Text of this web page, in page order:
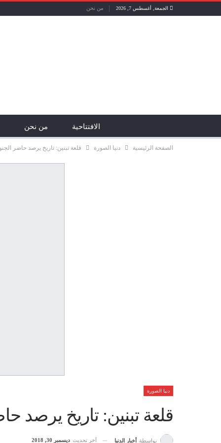
الجمعة, أغسطس 7, 2026 من نحن
الافتتاحية من نحن
الصفحة الرئيسية دنيا الصورة قلعة تبنين: تاريخ يرصد حاضر
دنيا الصورة
قلعة تبنين: تاريخ يرصد
بواسطة أخبار الدنيا آخر تحديث ديسمبر 30, 2018